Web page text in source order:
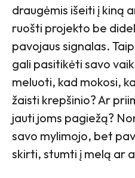
draugėmis išeiti į kiną
ruošti projekto be
pavojaus signalas.
gali pasitikėti savo
meluoti, kad mokosi,
žaisti krepšinio? Ar
jauti joms pagiežą?
savo mylimojo, bet
skirti, stumti į melą ar